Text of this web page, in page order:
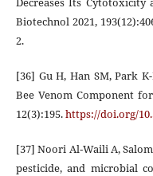
Biotechnol 2021,
2.
[36] Gu H, Han SM, Park
Bee Venom Component
12(3):195.https://doi.org/
[37] Noori Al‑Waili A,
pesticide, and microbial